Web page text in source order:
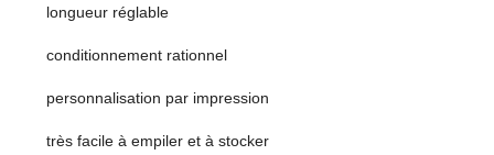
longueur réglable
conditionnement rationnel
personnalisation par impression
très facile à empiler et à stocker